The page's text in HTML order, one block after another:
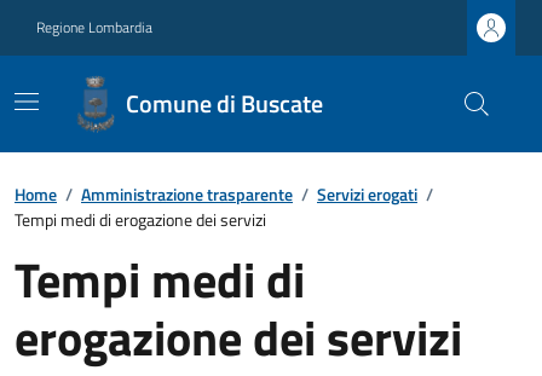
Regione Lombardia
Comune di Buscate
Home / Amministrazione trasparente / Servizi erogati /
Tempi medi di erogazione dei servizi
Tempi medi di
erogazione dei servizi